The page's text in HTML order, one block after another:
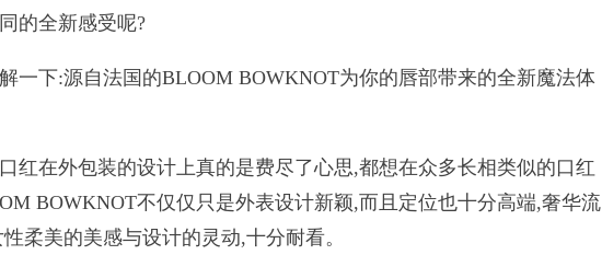
的全新感受呢?
下:源自法国的BLOOM BOWKNOT为你的唇部带来的全新魔法体
在外包装的设计上真的是费尽了心思,都想在众多长相类似的口红
BOWKNOT不仅仅只是外表设计新颖,而且定位也十分高端,奢华流
柔美的美感与设计的灵动,十分耐看。